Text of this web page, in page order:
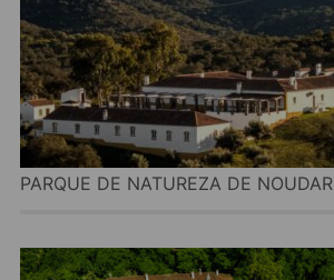
PARQUE DE NATUREZA DE NOUDAR